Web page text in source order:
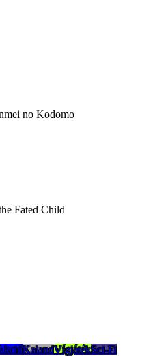
no Kodomo
Fated Child
KalandVígjátékSci-Fi